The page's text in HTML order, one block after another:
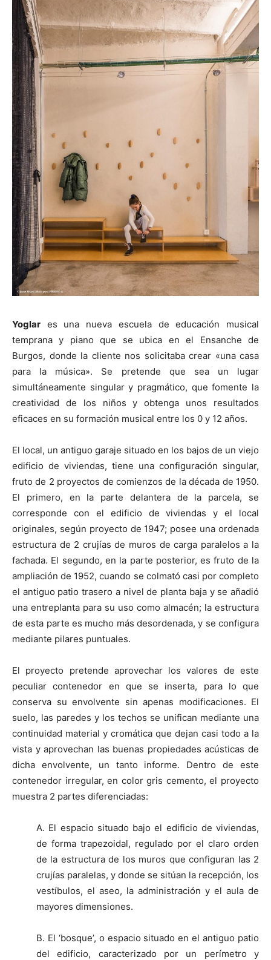
Yoglar es una nueva escuela de educación musical
temprana y piano que se ubica en el Ensanche de
Burgos, donde la cliente nos solicitaba crear «una casa
para la música». Se pretende que sea un lugar
simultáneamente singular y pragmático, que fomente la
creatividad de los niños y obtenga unos resultados
eficaces en su formación musical entre los 0 y 12 años.
El local, un antiguo garaje situado en los bajos de un viejo
edificio de viviendas, tiene una configuración singular,
fruto de 2 proyectos de comienzos de la década de 1950.
El primero, en la parte delantera de la parcela, se
corresponde con el edificio de viviendas y el local
originales, según proyecto de 1947; posee una ordenada
estructura de 2 crujías de muros de carga paralelos a la
fachada. El segundo, en la parte posterior, es fruto de la
ampliación de 1952, cuando se colmató casi por completo
el antiguo patio trasero a nivel de planta baja y se añadió
una entreplanta para su uso como almacén; la estructura
de esta parte es mucho más desordenada, y se configura
mediante pilares puntuales.
El proyecto pretende aprovechar los valores de este
peculiar contenedor en que se inserta, para lo que
conserva su envolvente sin apenas modificaciones. El
suelo, las paredes y los techos se unifican mediante una
continuidad material y cromática que dejan casi todo a la
vista y aprovechan las buenas propiedades acústicas de
dicha envolvente, un tanto informe. Dentro de este
contenedor irregular, en color gris cemento, el proyecto
muestra 2 partes diferenciadas:
A. El espacio situado bajo el edificio de viviendas,
de forma trapezoidal, regulado por el claro orden
de la estructura de los muros que configuran las 2
crujías paralelas, y donde se sitúan la recepción, los
vestíbulos, el aseo, la administración y el aula de
mayores dimensiones.
B. El ‘bosque’, o espacio situado en el antiguo patio
del edificio, caracterizado por un perímetro y